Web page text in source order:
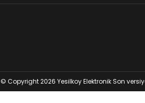
© Copyright 2026 Yesilkoy Elektronik Son